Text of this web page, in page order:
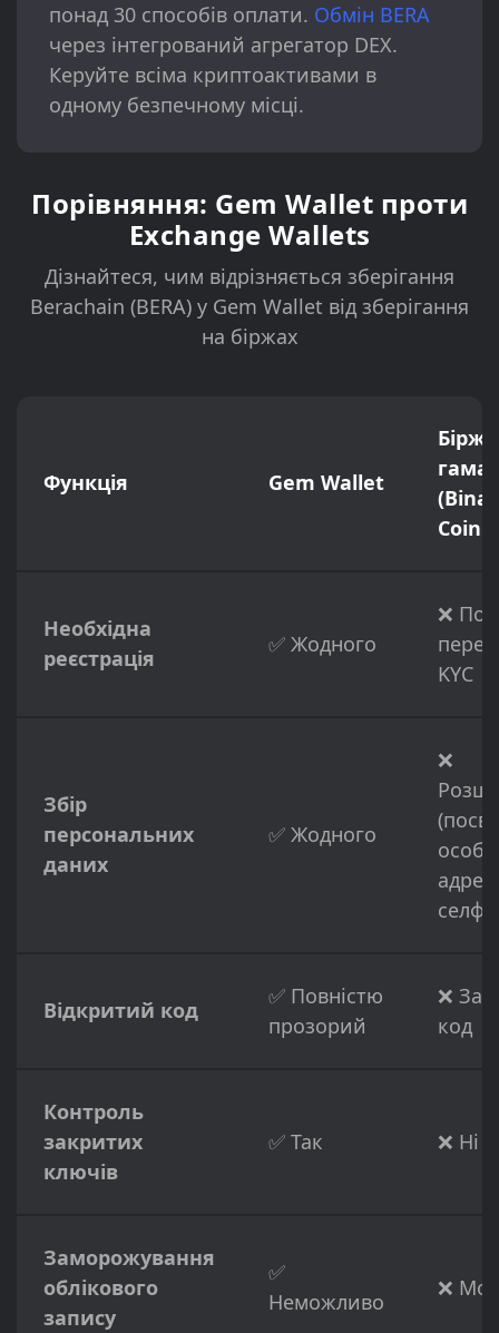
понад 30 способів оплати. Обмін BERA
через інтегрований агрегатор DEX.
Керуйте всіма криптоактивами в
одному безпечному місці.
Порівняння: Gem Wallet проти
Exchange Wallets
Дізнайтеся, чим відрізняється зберігання
Berachain (BERA) у Gem Wallet від зберігання
на біржах
Функція Gem Wallet
Необхідна
реєстрація
✅ Жодного
❌
KYC
Збір
персональних
даних
✅ Жодного
❌
селфі)
Відкритий код
✅ Повністю
прозорий
❌
код
Контроль
закритих
ключів
✅ Так ❌ Ні
Заморожування
облікового
запису
✅
Неможливо
❌